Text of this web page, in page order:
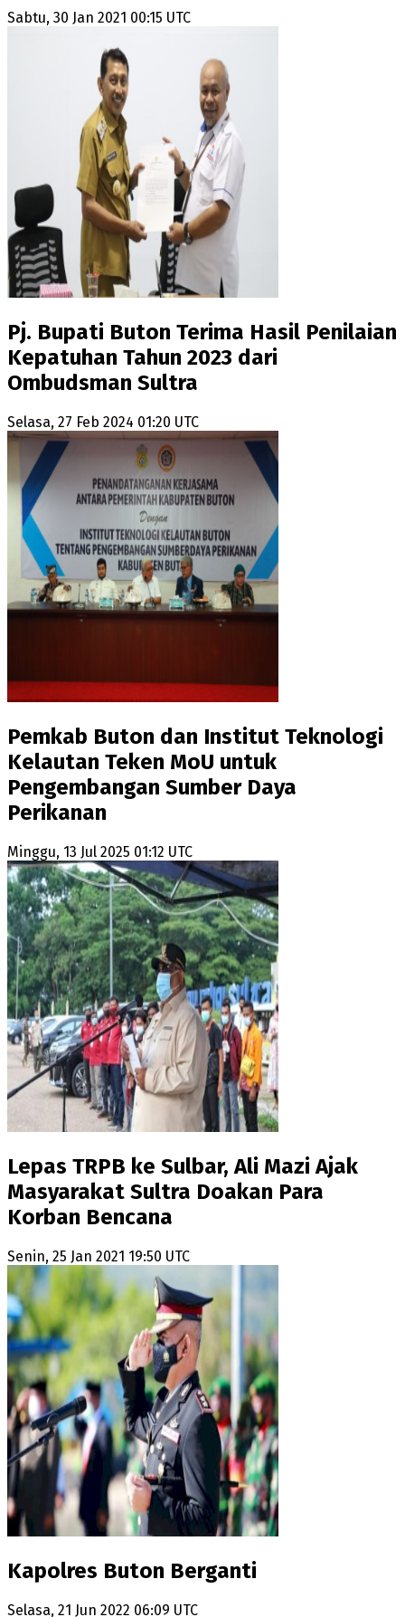
Sabtu, 30 Jan 2021 00:15 UTC
Pj. Bupati Buton Terima Hasil Penilaian
Kepatuhan Tahun 2023 dari
Ombudsman Sultra
Selasa, 27 Feb 2024 01:20 UTC
Pemkab Buton dan Institut Teknologi
Kelautan Teken MoU untuk
Pengembangan Sumber Daya
Perikanan
Minggu, 13 Jul 2025 01:12 UTC
Lepas TRPB ke Sulbar, Ali Mazi Ajak
Masyarakat Sultra Doakan Para
Korban Bencana
Senin, 25 Jan 2021 19:50 UTC
Kapolres Buton Berganti
Selasa, 21 Jun 2022 06:09 UTC